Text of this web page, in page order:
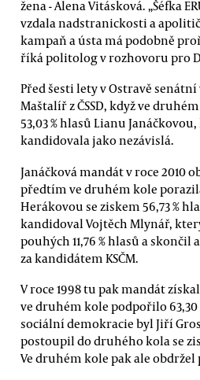
žena - Alena Vitásková. „Šéfka
vzdala nadstranickosti a
kampaň a ústa má podobně
říká politolog v rozhovoru pro
Před šesti lety v Ostravě
Maštalíř z ČSSD, když ve
53,03 % hlasů Lianu
kandidovala jako nezávislá.
Janáčková mandát v roce 2010
předtím ve druhém kole
Herákovou se ziskem 56,73 %
kandidoval Vojtěch Mlynář,
pouhých 11,76 % hlasů a skončil
za kandidátem KSČM.
V roce 1998 tu pak mandát
ve druhém kole podpořilo 63,30
sociální demokracie byl Jiří
postoupil do druhého kola se
Ve druhém kole pak ale obdržel